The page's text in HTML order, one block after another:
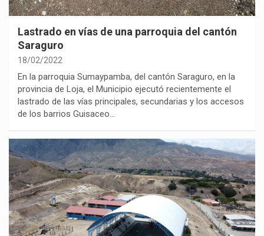
Lastrado en vías de una parroquia del cantón
Saraguro
18/02/2022
En la parroquia Sumaypamba, del cantón Saraguro, en la
provincia de Loja, el Municipio ejecutó recientemente el
lastrado de las vías principales, secundarias y los accesos
de los barrios Guisaceo…